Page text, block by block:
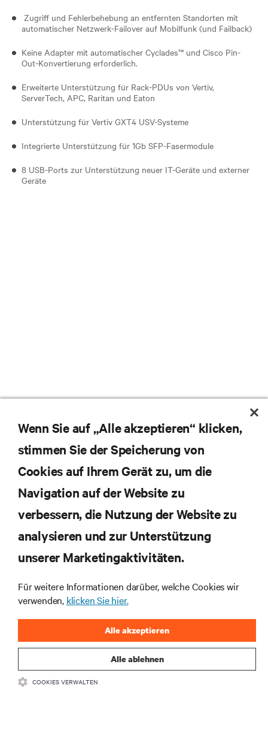
Zugriff und Fehlerbehebung an entfernten Standorten mit
automatischer Netzwerk-Failover auf Mobilfunk (und Failback)
Keine Adapter mit automatischer Cyclades™ und Cisco Pin-
Out-Konvertierung erforderlich.
Erweiterte Unterstützung für Rack-PDUs von Vertiv,
ServerTech, APC, Raritan und Eaton
Unterstützung für Vertiv GXT4 USV-Systeme
Integrierte Unterstützung für 1Gb SFP-Fasermodule
8 USB-Ports zur Unterstützung neuer IT-Geräte und externer
Geräte
Abonnieren Sie unseren Newsletter und erhalten
die neuesten Technologietrends
Themen der Branche, mit aktuellen Diskussionen
und Einblicken von Experten in das
Rechenzentrums- und Infrastrukturmanagement.
JETZT ANMELDEN
Wenn Sie auf „Alle akzeptieren“ klicken,
stimmen Sie der Speicherung von
Cookies auf Ihrem Gerät zu, um die
Navigation auf der Website zu
verbessern, die Nutzung der Website zu
analysieren und zur Unterstützung
unserer Marketingaktivitäten.
Für weitere Informationen darüber, welche Cookies wir
verwenden, klicken Sie hier.
Alle ablehnen
Alle akzeptieren
COOKIES VERWALTEN